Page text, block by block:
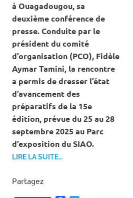
à Ouagadougou, sa
deuxième conférence de
presse. Conduite par le
président du comité
d’organisation (PCO), Fidèle
Aymar Tamini, la rencontre
a permis de dresser l’état
d’avancement des
préparatifs de la 15e
édition, prévue du 25 au 28
septembre 2025 au Parc
d’exposition du SIAO.
LIRE LA SUITE…
Partagez